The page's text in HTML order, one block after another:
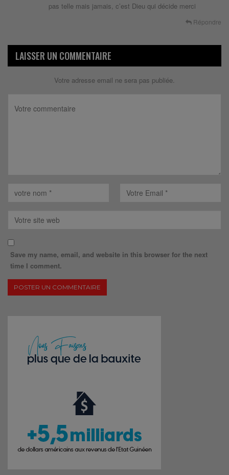
pas telle mais jamais, c’est Dieu qui décide merci
Répondre
LAISSER UN COMMENTAIRE
Votre adresse email ne sera pas publiée.
Save my name, email, and website in this browser for the next
time I comment.